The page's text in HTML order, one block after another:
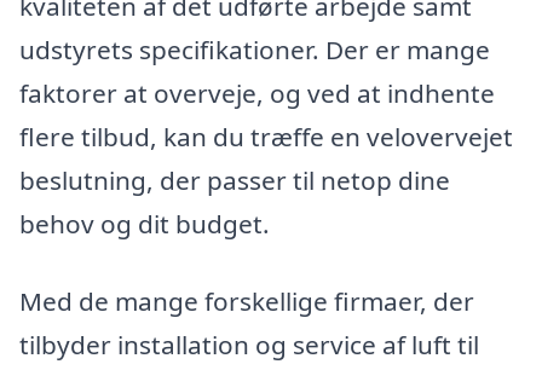
udstyrets specifikationer. Der er mange
faktorer at overveje, og ved at indhente
flere tilbud, kan du træffe en velovervejet
beslutning, der passer til netop dine
behov og dit budget.
Med de mange forskellige firmaer, der
tilbyder installation og service af luft til